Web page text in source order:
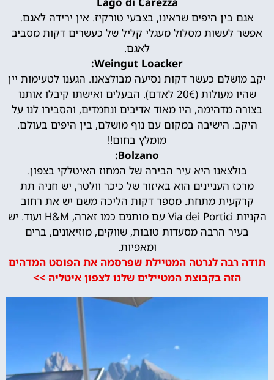
אגם בין היפים שראינו, בצבעי טורקיז. אין ירידה לאגם.
אפשר לעשות מסלול מעגלי קליל של כעשרים דקות מסביב
לאגם.
Weingut Loacker:
יקב מושלם כעשר דקות נסיעה מבולצאנו. הגענו לטעימות יין
שהיו מעולות (20€ לאדם). הבעלים ואישתו קיבלו אותנו
בצורה מדהימה, היו מאוד אדיבים ונחמדים, והסבירו לנו על
היקב. הישיבה במקום עם נוף מושלם, בין היפים בעולם.
מומלץ בחום!!
Bolzano:
בולצאנו היא עיר הבירה של המחוז האיטלקי בצפון.
מרכז העניינים הוא באיזור של כיכר וולטר, יש חניה תת
קרקעית מתחת. מספר דקות הליכה משם יש את רחוב
הקניות Via dei Portici עם מותגים כמו זארה, H&M ועוד. יש
בעיר הרבה מסעדות טובות, שווקים, מוזיאונים, ברים
ומאפיות.
תודה רבה לגרטה המטיילת שפרסמה את הפוסט המדהים
הזה בקבוצת המטיילים שלנו לצפון איטליה >>